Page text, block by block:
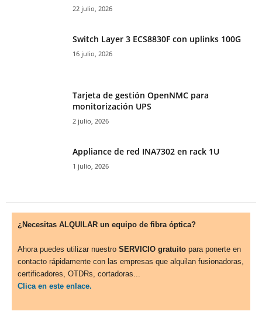
22 julio, 2026
Switch Layer 3 ECS8830F con uplinks 100G
16 julio, 2026
Tarjeta de gestión OpenNMC para
monitorización UPS
2 julio, 2026
Appliance de red INA7302 en rack 1U
1 julio, 2026
¿Necesitas ALQUILAR un equipo de fibra óptica?
Ahora puedes utilizar nuestro SERVICIO gratuito para ponerte en
contacto rápidamente con las empresas que alquilan fusionadoras,
certificadores, OTDRs, cortadoras...
Clica en este enlace.